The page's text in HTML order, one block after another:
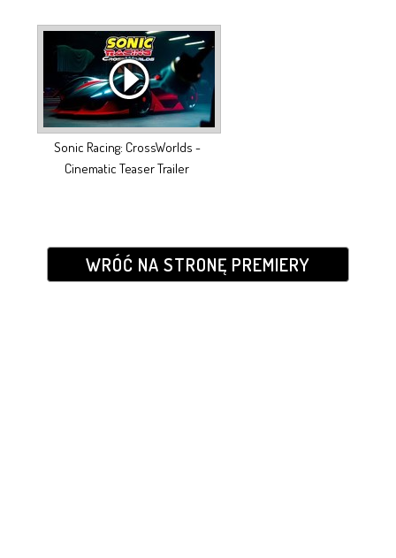
Sonic Racing: CrossWorlds -
Cinematic Teaser Trailer
WRÓĆ NA STRONĘ PREMIERY